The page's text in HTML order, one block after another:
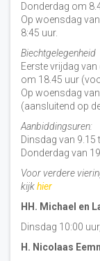
Donderdag om
Op woensdag
8:45 uur.
Biechtgelegenheid
Eerste vrijdag
om 18.45 uur
Op woensdag
(aansluitend op
Aanbiddingsuren:
Dinsdag van 9.15
Donderdag van
Voor verdere
kijkhier
HH. Michael en
Dinsdag 10:00
H. Nicolaas